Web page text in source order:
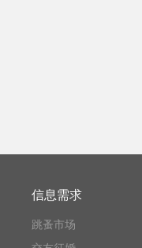
信息需求
跳蚤市场